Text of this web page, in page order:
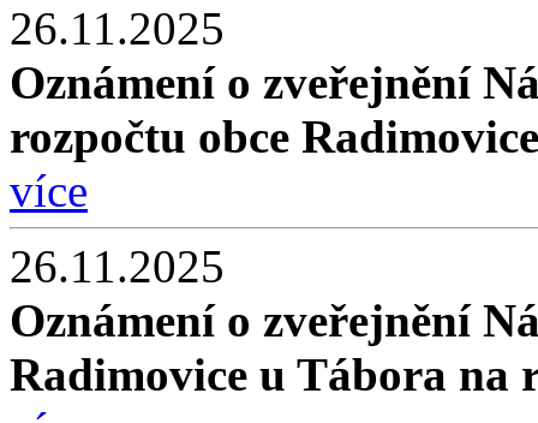
26.11.2025
Oznámení o zveřejnění
rozpočtu obce
více
26.11.2025
Oznámení o zveřejnění
Radimovice u Tábora na